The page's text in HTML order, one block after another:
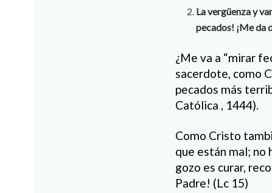
La vergüenza y
pecados! ¡Me da
¿Me va a “mirar
sacerdote, como
pecados más
Católica , 1444).
Como Cristo
que están mal; no
gozo es curar,
Padre! (Lc 15)